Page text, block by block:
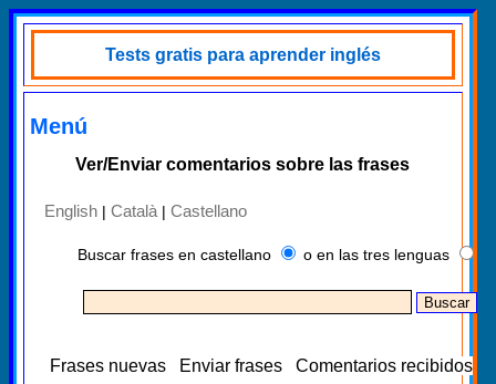
Tests gratis para aprender inglés
Menú
Ver/Enviar comentarios sobre las frases
English | Català | Castellano
Buscar frases en castellano o en las tres lenguas
Frases nuevas Enviar frases Comentarios recibidos